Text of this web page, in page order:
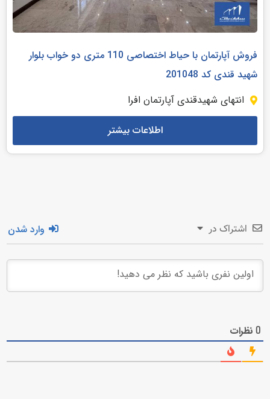
فروش آپارتمان با حیاط اختصاصی 110 متری دو خواب بلوار
شهید قندی کد 201048
انتهای شهیدقندی آپارتمان افرا
اطلاعات بیشتر
اشتراک در وارد شدن
0نظرات